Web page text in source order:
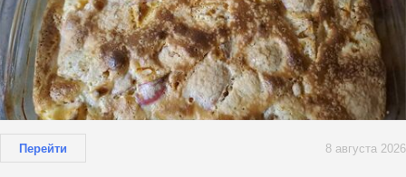
Перейти 8 августа 2026